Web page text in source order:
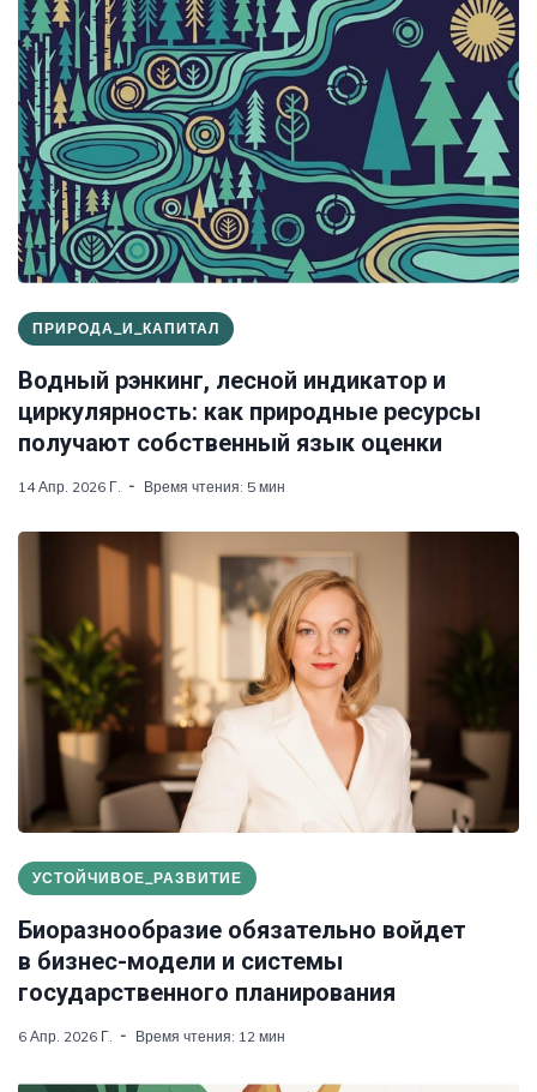
ПРИРОДА_И_КАПИТАЛ
Водный рэнкинг, лесной индикатор и
циркулярность: как природные ресурсы
получают собственный язык оценки
14 Апр. 2026 Г. Время чтения: 5 мин
УСТОЙЧИВОЕ_РАЗВИТИЕ
Биоразнообразие обязательно войдет
в бизнес-модели и системы
государственного планирования
6 Апр. 2026 Г. Время чтения: 12 мин